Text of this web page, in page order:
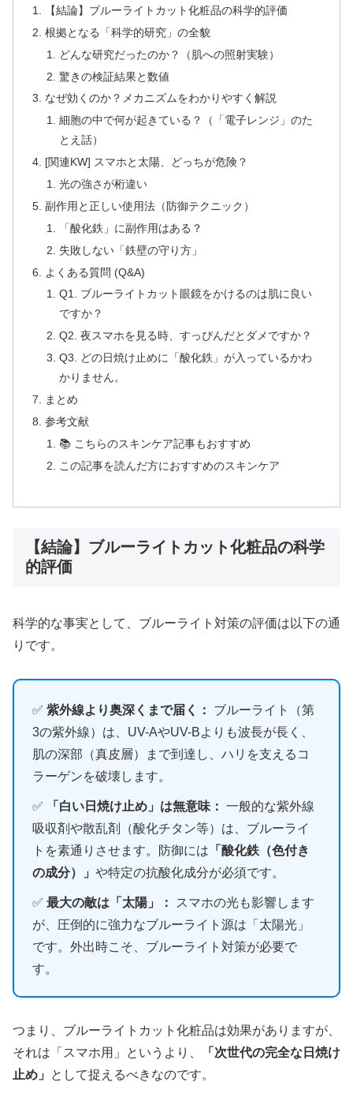
【結論】ブルーライトカット化粧品の科学的評価
根拠となる「科学的研究」の全貌
どんな研究だったのか？（肌への照射実験）
驚きの検証結果と数値
なぜ効くのか？メカニズムをわかりやすく解説
細胞の中で何が起きている？（「電子レンジ」のた
とえ話）
[関連KW] スマホと太陽、どっちが危険？
光の強さが桁違い
副作用と正しい使用法（防御テクニック）
「酸化鉄」に副作用はある？
失敗しない「鉄壁の守り方」
よくある質問 (Q&A)
Q1. ブルーライトカット眼鏡をかけるのは肌に良い
ですか？
Q2. 夜スマホを見る時、すっぴんだとダメですか？
Q3. どの日焼け止めに「酸化鉄」が入っているかわ
かりません。
まとめ
参考文献
📚 こちらのスキンケア記事もおすすめ
この記事を読んだ方におすすめのスキンケア
【結論】ブルーライトカット化粧品の科学
的評価
科学的な事実として、ブルーライト対策の評価は以下の通
りです。
✅紫外線より奥深くまで届く：
ブルーライト（第
3の紫外線）は、UV-AやUV-Bよりも波長が長く、
肌の深部（真皮層）まで到達し、ハリを支えるコ
ラーゲンを破壊します。
✅ 「白い日焼け止め」は無意味： 一般的な紫外線
吸収剤や散乱剤（酸化チタン等）は、ブルーライ
トを素通りさせます。防御には 「酸化鉄（色付き
の成分）」や特定の抗酸化成分が必須です。
✅最大の敵は「太陽」：
スマホの光も影響します
が、圧倒的に強力なブルーライト源は「太陽光」
です。外出時こそ、ブルーライト対策が必要で
す。
つまり、ブルーライトカット化粧品は効果がありますが、
それは「スマホ用」というより、
「次世代の完全な日焼け
止め」
として捉えるべきなのです。